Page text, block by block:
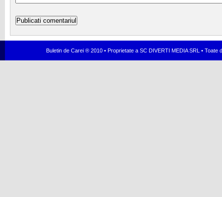
Buletin de Carei ® 2010 • Proprietate a SC DIVERTI MEDIA SRL •